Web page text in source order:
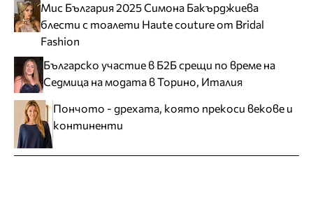
Мис България 2025 Симона Бакърджиева
блести с тоалети Haute couture от Bridal
Fashion
Българско участие в Б2Б срещи по време на
Седмица на модата в Торино, Италия
Пончото - дрехата, която прекоси векове и
континенти